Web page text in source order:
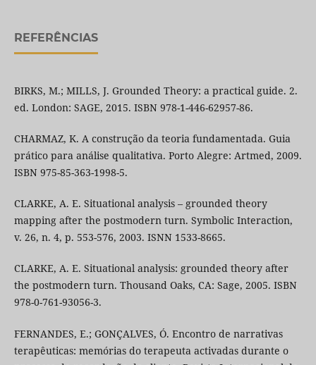
REFERÊNCIAS
BIRKS, M.; MILLS, J. Grounded Theory: a practical guide. 2.
ed. London: SAGE, 2015. ISBN 978-1-446-62957-86.
CHARMAZ, K. A construção da teoria fundamentada. Guia
prático para análise qualitativa. Porto Alegre: Artmed, 2009.
ISBN 975-85-363-1998-5.
CLARKE, A. E. Situational analysis – grounded theory
mapping after the postmodern turn. Symbolic Interaction,
v. 26, n. 4, p. 553-576, 2003. ISNN 1533-8665.
CLARKE, A. E. Situational analysis: grounded theory after
the postmodern turn. Thousand Oaks, CA: Sage, 2005. ISBN
978-0-761-93056-3.
FERNANDES, E.; GONÇALVES, Ó. Encontro de narrativas
terapêuticas: memórias do terapeuta activadas durante o